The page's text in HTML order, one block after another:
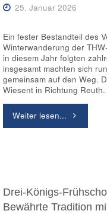
–
Stimmung,
Tanz
und
beste
Laune
die
25. Januar 2026
Ein fester Bestandteil des
Winterwanderung der
in diesem Jahr folgten
insgesamt machten sich
gemeinsam auf den Weg.
Wiesent in Richtung
Weiter lesen...
Drei-Königs-
Bewährte Tradition